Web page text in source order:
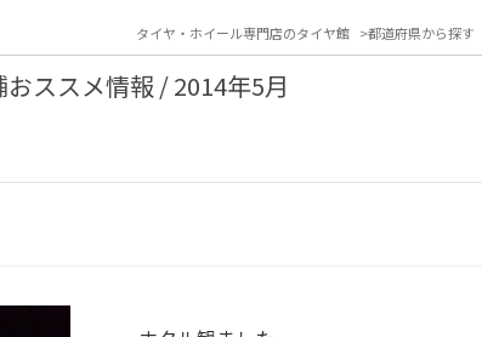
タイヤ・ホイール専門店のタイヤ館 都道府県から探す
おススメ情報 / 2014年5月